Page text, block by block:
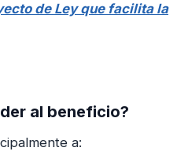
de Ley que facilita la
al beneficio?
a: